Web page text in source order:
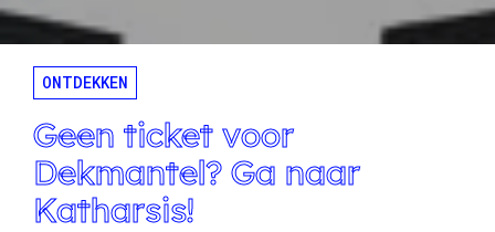
ONTDEKKEN
Geen ticket voor
Dekmantel? Ga naar
Katharsis!